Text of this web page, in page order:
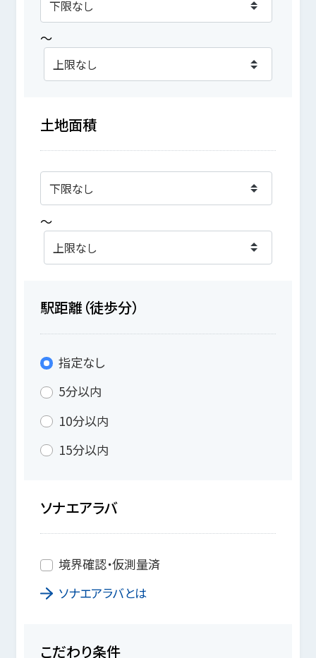
～
土地面積
～
駅距離（徒歩分）
指定なし
5分以内
10分以内
15分以内
ソナエアラバ
境界確認・仮測量済
ソナエアラバとは
こだわり条件